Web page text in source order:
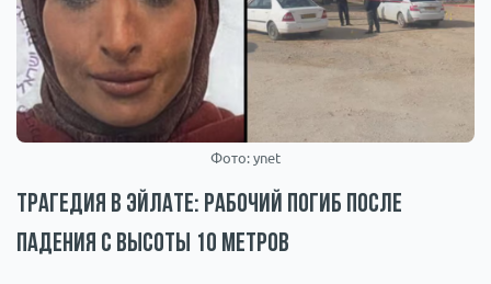
Фото: ynet
Трагедия в Эйлате: рабочий погиб после
падения с высоты 10 метров